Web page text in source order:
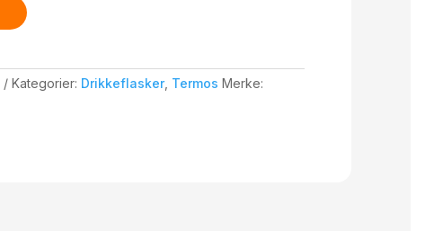
Kategorier: Drikkeflasker, Termos Merke: